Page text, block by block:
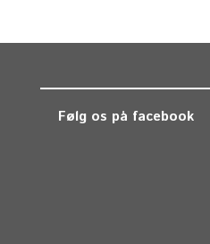
Følg os på facebook